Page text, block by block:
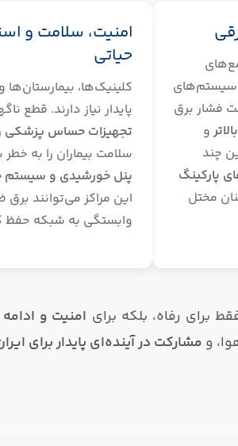
سیستم‌های
فشار برق
و
چند
پارکینگ
مختل
امنیت، سلامت و
حیاتی
کلینیک‌ها، بیمارستان‌ها
پایدار نیاز دارند. قطع
تجهیزات حساس پزشکی
سلامت بیماران را به خطر
پنل خورشیدی و سیستم
این مراکز می‌توانند
وابستگی به شبکه حفظ
برای رفاه، بلکه برای امنیت و
و مشارکت در آینده‌ای پایدار برای